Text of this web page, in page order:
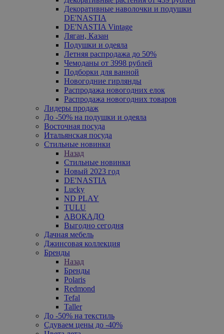
Декоративные наволочки и подушки
DE'NASTIA
DE'NASTIA Vintage
Ляган, Казан
Подушки и одеяла
Летняя распродажа до 50%
Чемоданы от 3998 рублей
Подборки для ванной
Новогодние гирлянды
Распродажа новогодних елок
Распродажа новогодних товаров
Лидеры продаж
До -50% на подушки и одеяла
Восточная посуда
Итальянская посуда
Стильные новинки
Назад
Стильные новинки
Новый 2023 год
DE'NASTIA
Lucky
ND PLAY
TULU
АВОКАДО
Выгодно сегодня
Дачная мебель
Джинсовая коллекция
Бренды
Назад
Бренды
Polaris
Redmond
Tefal
Taller
До -50% на текстиль
Сдуваем цены до -40%